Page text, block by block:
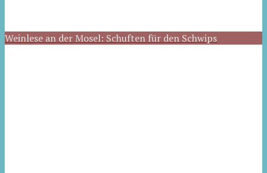
Weinlese an der Mosel: Schuften für den Schwips